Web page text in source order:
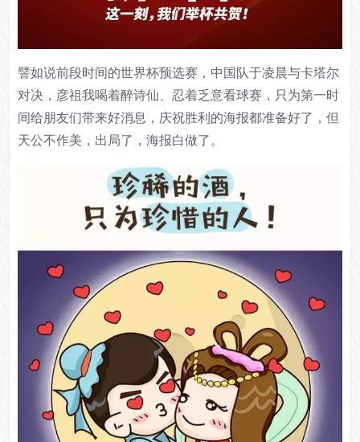
譬如说前段时间的世界杯预选赛，中国队于凌晨与卡塔尔
对决，彦祖我喝着醉诗仙、忍着乏意看球赛，只为第一时
间给朋友们带来好消息，庆祝胜利的海报都准备好了，但
天公不作美，出局了，海报白做了。